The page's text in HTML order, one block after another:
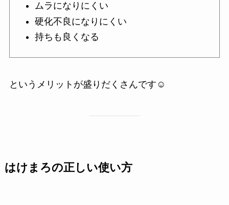
ムラになりにくい
硬化不良になりにくい
持ちも良くなる
というメリットが盛りだくさんです☺
はけまろの正しい使い方